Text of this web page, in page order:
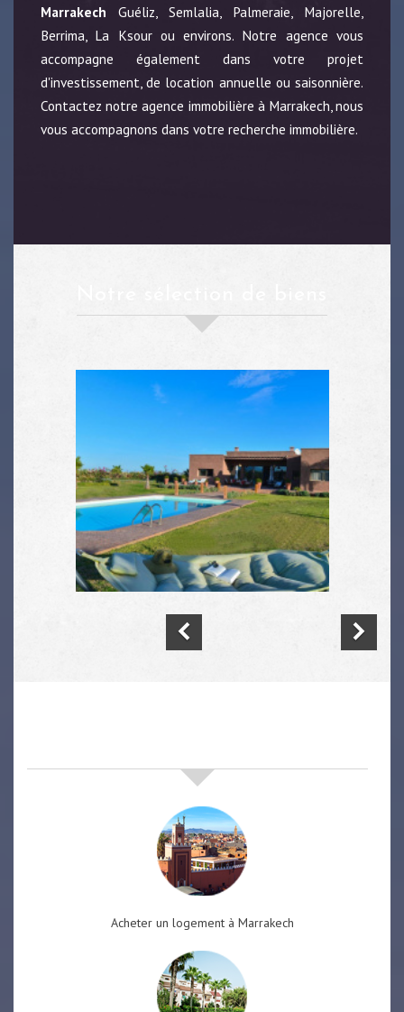
Marrakech Guéliz, Semlalia, Palmeraie, Majorelle,
Berrima, La Ksour ou environs. Notre agence vous
accompagne également dans votre projet
d'investissement, de location annuelle ou saisonnière.
Contactez notre agence immobilière à Marrakech, nous
vous accompagnons dans votre recherche immobilière.
Acheter un logement à Marrakech